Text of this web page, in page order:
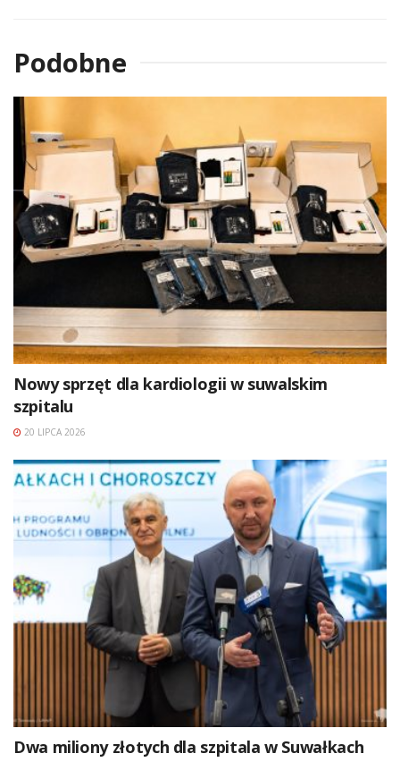
Podobne
Nowy sprzęt dla kardiologii w suwalskim
szpitalu
20 LIPCA 2026
Dwa miliony złotych dla szpitala w Suwałkach